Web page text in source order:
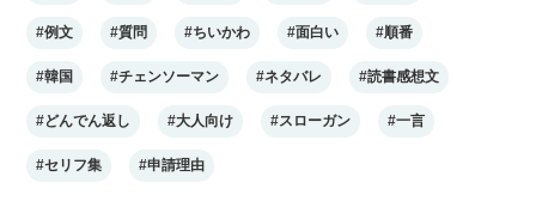
#例文 #質問 #ちいかわ #面白い #順番
#韓国 #チェンソーマン #ネタバレ #読書感想文
#どんでん返し #大人向け #スローガン #一言
#セリフ集 #申請理由